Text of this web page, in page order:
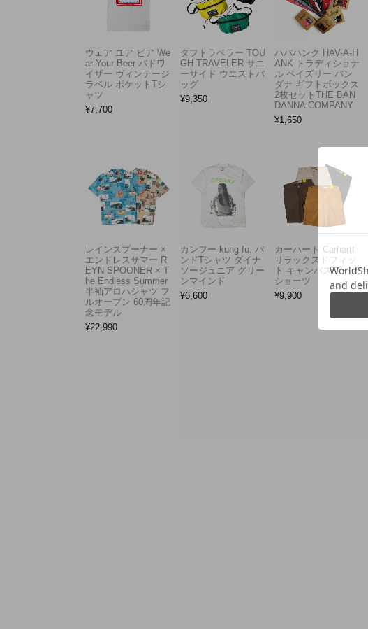
ウェア ユア ビア We
ar Your Beer バドワ
イザー ヴィンテージ
ラベル ポケットTシ
ャツ
¥7,700
タフトラベラー TOU
GH TRAVELER サニ
ーサイド ウエストバ
ッグ
¥9,350
ハバハンク HAV-A-H
ANK トラディショナ
ル ペイズリー バン
ダナ ギフトボックス
2枚セットTHE BAN
DANNA COMPANY
¥1,650
レインスプーナー ×
エンドレスサマー R
EYN SPOONER × T
he Endless Summer
半袖アロハシャツ フ
ルオープン 60周年記
念モデル
¥22,990
カンフー kung fu. バ
ンドTシャツ ダイナ
ソージュニア グリー
ンマインド
¥6,600
カーハート Carhartt
リラックスドフィッ
ト キャンバスワーク
ショーツ
¥9,900